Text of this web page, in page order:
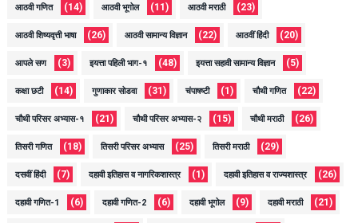
आठवी गणित (14) आठवी भूगोल (11) आठवी मराठी (23)
आठवी शिष्यवृत्ती भाषा (26) आठवी सामान्य विज्ञान (22) आठवीं हिंदी (20)
आपले सण (3) इयत्ता पहिली भाग-१ (48) इयत्ता सहावी सामान्य विज्ञान (5)
कक्षा छटी (14) गुणाकार सोडवा (31) चंपाषष्टी (1) चौथी गणित (22)
चौथी परिसर अभ्यास-१ (21) चौथी परिसर अभ्यास-२ (15) चौथी मराठी (26)
तिसरी गणित (18) तिसरी परिसर अभ्यास (25) तिसरी मराठी (29)
दसवीं हिंदी (7) दहावी इतिहास व नागरिकशास्त्र (1) दहावी इतिहास व राज्यशास्त्र (26)
दहावी गणित-1 (6) दहावी गणित-2 (6) दहावी भूगोल (9) दहावी मराठी (21)